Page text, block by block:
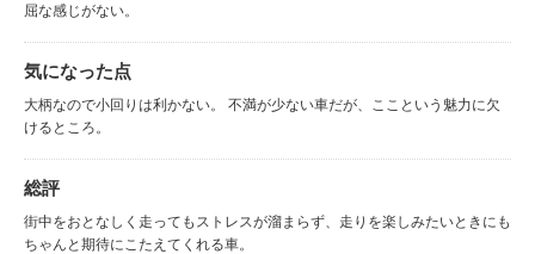
屈な感じがない。
気になった点
大柄なので小回りは利かない。 不満が少ない車だが、ここという魅力に欠
けるところ。
総評
街中をおとなしく走ってもストレスが溜まらず、走りを楽しみたいときにも
ちゃんと期待にこたえてくれる車。